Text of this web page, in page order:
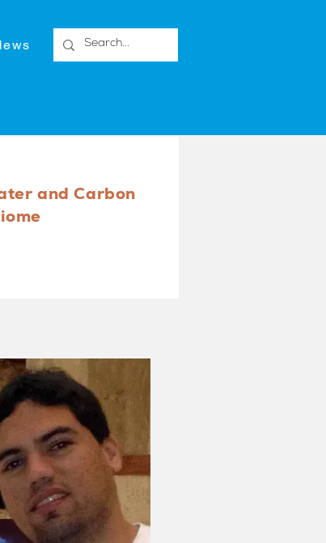
and Carbon